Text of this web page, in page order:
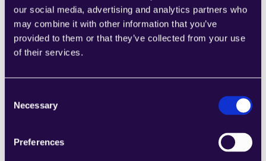
our social media, advertising and analytics partners who
may combine it with other information that you’ve
provided to them or that they’ve collected from your use
of their services.
Selection
Necessary
Preferences
SUBSCRIPTION & RENEWAL MANAGEMENT
إدارة برنامج الولاء
exceptions for human review, and record results
in systems.